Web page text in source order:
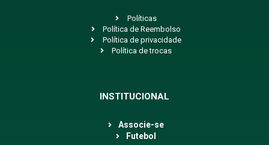
Políticas
Política de Reembolso
Política de privacidade
Política de trocas
INSTITUCIONAL
Associe-se
Futebol